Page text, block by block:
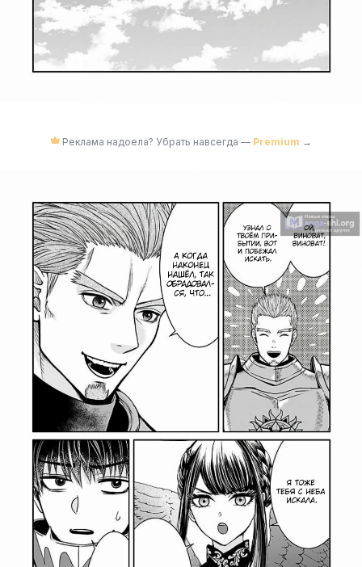
Реклама надоела? Убрать навсегда — Premium →